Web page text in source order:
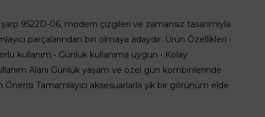
9522D-06, modern çizgileri ve zamansız tasarımıyla
parçalarından biri olmaya adaydır. Ürün Özellikleri •
kullanım • Günlük kullanıma uygun • Kolay
Alanı Günlük yaşam ve özel gün kombinlerinde
Tamamlayıcı aksesuarlarla şık bir görünüm elde